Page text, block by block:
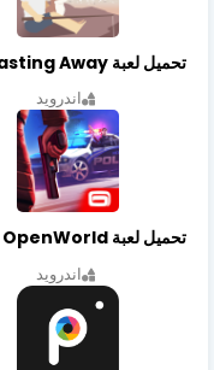
اندرويد
اندرويد